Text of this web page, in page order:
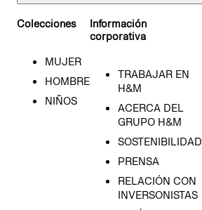
Colecciones
MUJER
HOMBRE
NIÑOS
Información
corporativa
TRABAJAR EN
H&M
ACERCA DEL
GRUPO H&M
SOSTENIBILIDAD
PRENSA
RELACIÓN CON
INVERSONISTAS